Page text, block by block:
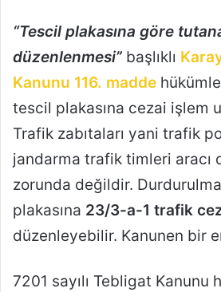
“Tescil plakasına göre
düzenlenmesi” başlıklı
Kanunu 116. madde
tescil plakasına cezai işlem
Trafik zabıtaları yani trafik
jandarma trafik timleri aracı
zorunda değildir.
plakasına 23/3-a-1 trafik
düzenleyebilir. Kanunen bir
7201 sayılı Tebligat Kanunu